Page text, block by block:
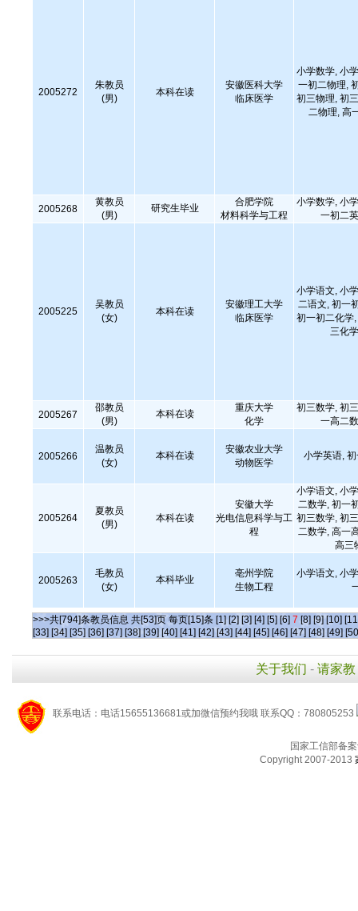
2005272
朱教员
(男)
本科在读
安徽医科大学
临床医学
小学数学, 小
一初二物理,
初三物理, 初
二物理, 高
2005268
黄教员
(男)
研究生毕业
合肥学院
材料科学与工程
小学数学, 小
一初二
2005225
吴教员
(女)
本科在读
安徽理工大学
临床医学
小学语文, 小
二语文, 初一
初一初二化学
三化
2005267
邵教员
(男)
本科在读
重庆大学
化学
初三数学, 初
一高二
2005266
温教员
(女)
本科在读
安徽农业大学
动物医学
小学英语,
2005264
夏教员
(男)
本科在读
安徽大学
光电信息科学与工
程
小学语文, 小
二数学, 初一
初三数学, 初
二数学, 高一
高三
2005263
毛教员
(女)
本科毕业
亳州学院
生物工程
小学语文, 小
>>>共[794]条教员信息 共[53]页 每页[15]条 [1] [2] [3] [4] [5] [6] 7 [8] [9] [10]
[33] [34] [35] [36] [37] [38] [39] [40] [41] [42] [43] [44] [45] [46] [47] [48] [49]
关于我们 - 请家教
联系电话：电话15655136681或加微信预约我哦 联系QQ：780805253
国家工信部备
Copyright 2007-2013